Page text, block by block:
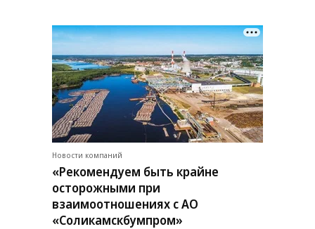
Новости компаний
«Рекомендуем быть крайне
осторожными при
взаимоотношениях с АО
«Соликамскбумпром»